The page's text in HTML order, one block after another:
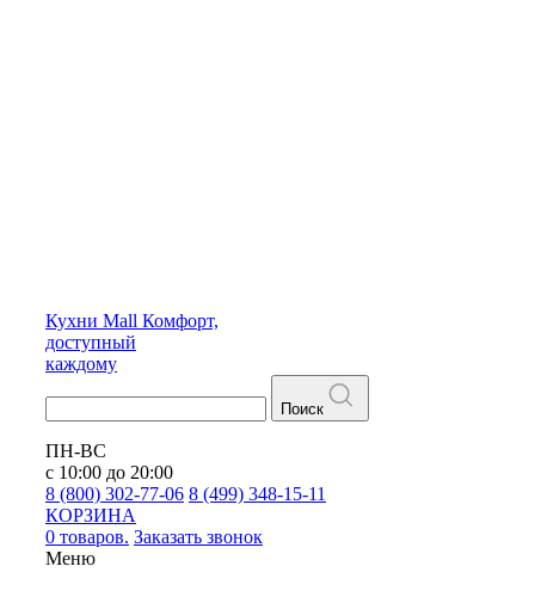
Кухни Mall Комфорт,
доступный
каждому
Поиск
ПН-ВС
с 10:00 до 20:00
8 (800) 302-77-06 8 (499) 348-15-11
КОРЗИНА
0 товаров. Заказать звонок
Меню